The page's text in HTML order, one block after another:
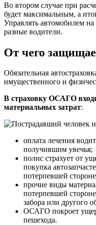
Во втором случае при
будет максимальным, а
Управлять автомобилем
разные водители.
От чего
Обязательная
имущественного и
В страховку ОСАГО
материальных затрат:
оплата лечения
получившим увечья;
полис страхует от
покупка
потерпевшей
прочие виды
потерпевшей
забора или другого
ОСАГО покроет
пешехода.